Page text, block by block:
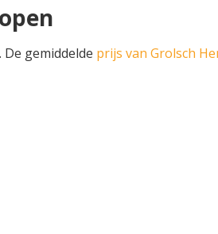
. De gemiddelde prijs van Grolsch